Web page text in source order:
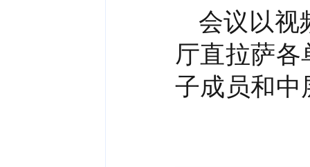
会议以视
厅直拉萨
子成员和